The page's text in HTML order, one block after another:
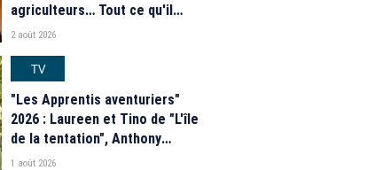
agriculteurs… Tout ce qu'il
faut savoir sur la saison 21 du
2 août 2026
TV
"Les Apprentis aventuriers"
2026 : Laureen et Tino de "L'île
de la tentation", Anthony
Matéo, Jade Leboeuf... Le
1 août 2026